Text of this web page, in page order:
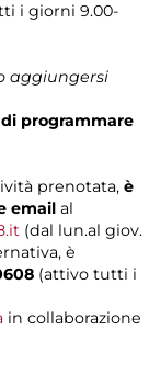
i giorni 9.00-
aggiungersi
programmare
prenotata, è
email al
(dal lun.al giov.
è
(attivo tutti i
in collaborazione